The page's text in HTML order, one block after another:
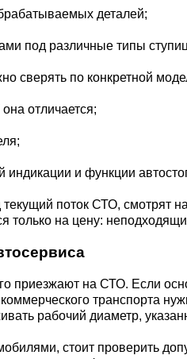
деталей;
под различные типы
сверять по конкретной
отличается;
и функции
текущий поток СТО,
только на цену:
приезжают на СТО. Если
транспорта
рабочий диаметр,
стоит проверить